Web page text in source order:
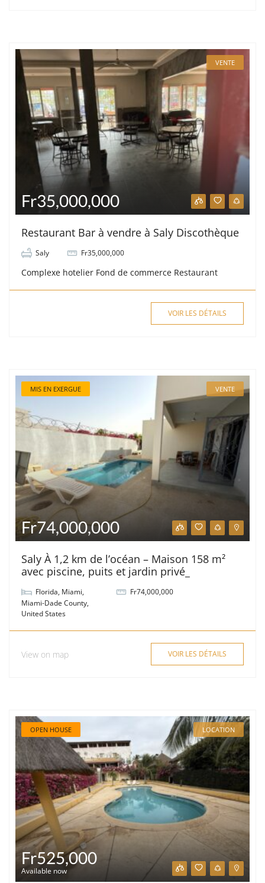
VENTE
Fr35,000,000
Restaurant Bar à vendre à Saly Discothèque
Saly Fr35,000,000
Complexe hotelier Fond de commerce Restaurant
VOIR LES DÉTAILS
MIS EN EXERGUE VENTE
Fr74,000,000
Saly À 1,2 km de l’océan – Maison 158 m²
avec piscine, puits et jardin privé_
Florida, Miami,
Miami-Dade County,
United States
Fr74,000,000
View on map VOIR LES DÉTAILS
OPEN HOUSE LOCATION
Fr525,000
Available now